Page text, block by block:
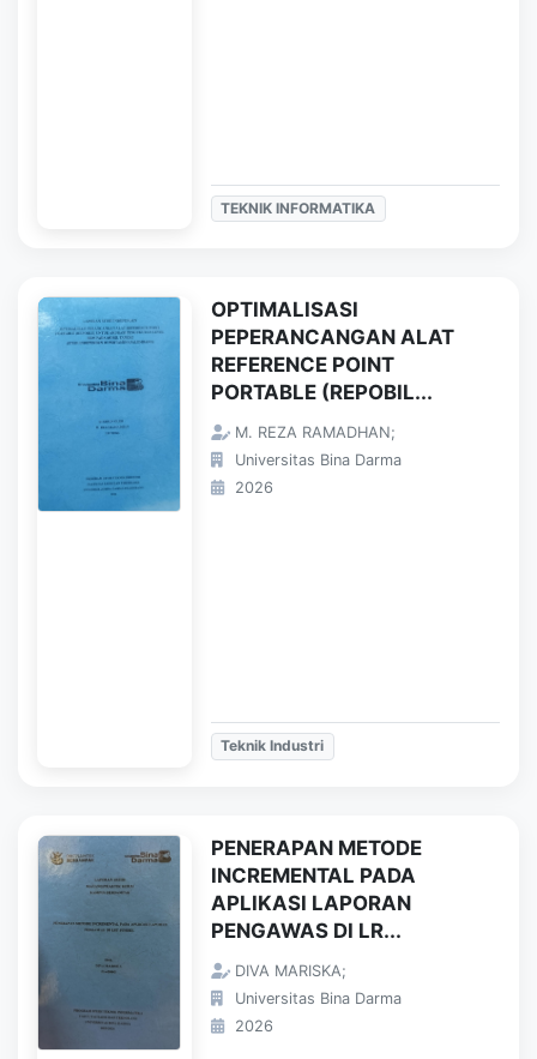
TEKNIK INFORMATIKA
OPTIMALISASI
PEPERANCANGAN ALAT
REFERENCE POINT
PORTABLE (REPOBIL...
M. REZA RAMADHAN;
Universitas Bina Darma
2026
Teknik Industri
PENERAPAN METODE
INCREMENTAL PADA
APLIKASI LAPORAN
PENGAWAS DI LR...
DIVA MARISKA;
Universitas Bina Darma
2026